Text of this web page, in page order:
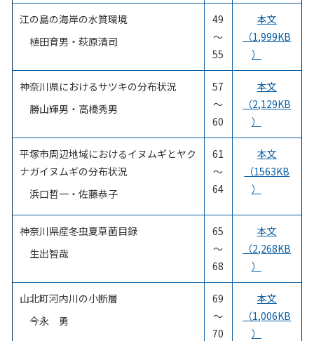
江の島の海岸の水質環境
植田育男・萩原清司
49
～
55
本文
（1,999KB
）
神奈川県におけるサツキの分布状況
勝山輝男・高橋秀男
57
～
60
本文
（2,129KB
）
平塚市周辺地域におけるイヌムギとヤク
ナガイヌムギの分布状況
浜口哲一・佐藤恭子
61
～
64
本文
（1563KB
）
神奈川県産冬虫夏草菌目録
生出智哉
65
～
68
本文
（2,268KB
）
山北町河内川の小断層
今永 勇
69
～
70
本文
（1,006KB
）